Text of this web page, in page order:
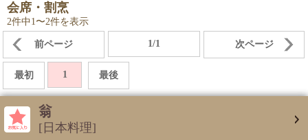
会席・割烹
2件中1〜2件を表示
前ページ 1/1 次ページ
最初 1 最後
翁
[日本料理]